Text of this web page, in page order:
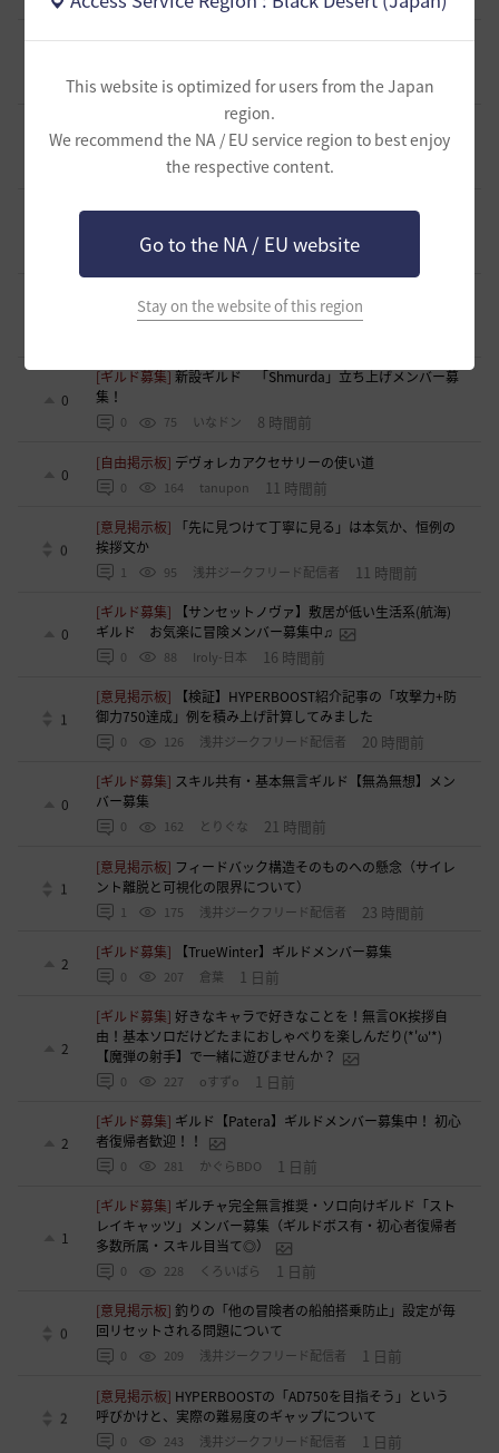
This website is optimized for users from the Japan
region.
We recommend the NA / EU service region to best enjoy
the respective content.
Go to the NA / EU website
Stay on the website of this region
[ファンアート & 創作]内容ないびみょマンガ その45 転生し
1 29 きゅんきゅん-日本 3 時間前
1
【🍀もんぶらん喫茶🍀】新規復帰者大歓迎！ま
ったり自由なギルドです♪
43 ゆぅにゃん 5 時間前
[ギルド募集]【新設1段拠点戦ギルド】「えにぐま」ギルド
45 えにぐま 6 時間前
0
[ギルド募集]新設ギルド 「Shmurda」立ち上げメンバー募
集！
0 75 いなドン 8 時間前
0
[自由掲示板] デヴォレカアクセサリーの使い道
0 164 tanupon 11 時間前
0
[意見掲示板]
「先に見つけて丁寧に見る」は本気か、恒例の
挨拶文か
1 95 浅井ジークフリード配信者 11 時間前
0
[ギルド募集]
【サンセットノヴァ】敷居が低い生活系(航海)
ギルド お気楽に冒険メンバー募集中♫
0 88 Iroly-日本 16 時間前
1
[意見掲示板]
【検証】HYPERBOOST紹介記事の「攻撃力+防
御力750達成」例を積み上げ計算してみました
0 126 浅井ジークフリード配信者 20 時間前
0
[ギルド募集] スキル共有・基本無言ギルド【無為無想】メン
バー募集
0 162 とりぐな 21 時間前
1
[意見掲示板] フィードバック構造そのものへの懸念（サイレ
ント離脱と可視化の限界について）
1 175 浅井ジークフリード配信者 23 時間前
2
[ギルド募集] 【TrueWinter】ギルドメンバー募集
0 207 倉葉 1 日前
2
[ギルド募集]好きなキャラで好きなことを！無言OK挨拶自
由！基本ソロだけどたまにおしゃべりを楽しんだり(*'ω'*)
【魔弾の射手】で一緒に遊びませんか？
0 227 oすずo 1 日前
2
[ギルド募集] ギルド【Patera】ギルドメンバー募集中！ 初心
者復帰者歓迎！！
0 281 かぐらBDO 1 日前
1
[ギルド募集] ギルチャ完全無言推奨・ソロ向けギルド「スト
レイキャッツ」メンバー募集（ギルドボス有・初心者復帰者
多数所属・スキル目当て◎）
0 228 くろいばら 1 日前
0
[意見掲示板]釣りの「他の冒険者の船舶搭乗防止」設定が毎
回リセットされる問題について
0 209 浅井ジークフリード配信者 1 日前
2
[意見掲示板] HYPERBOOSTの「AD750を目指そう」という
呼びかけと、実際の難易度のギャップについて
0 243 浅井ジークフリード配信者 1 日前